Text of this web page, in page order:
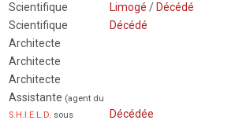
Scientifique Limogé / Décédé
Scientifique
Décédé
Architecte
Architecte
Architecte
Assistante (agent du
S.H.I.E.L.D. sous Décédée